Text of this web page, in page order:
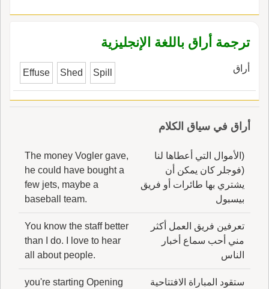
ترجمة أراق باللغة الإنجليزية
أراق Effuse Shed Spill
أراق في سياق الكلام
(الأموال التي أعطاها لنا
(فوجلر كان يمكن أن
يشتري بها طائرات أو فريق
بيسبول
The money Vogler gave,
he could have bought a
few jets, maybe a
baseball team.
تعرفين فريق العمل أكثر
مني أحب سماع أخبار
الناس
You know the staff better
than I do. I love to hear
all about people.
ستقود المباراة الافتتاحية
you're starting Opening